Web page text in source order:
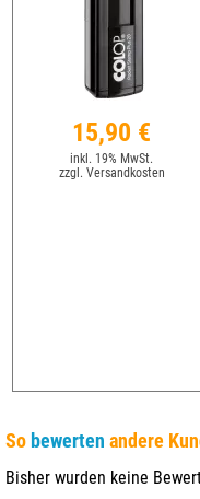
15,90 €
inkl. 19% MwSt.
zzgl. Versandkosten
So bewerten andere
Bisher wurden keine